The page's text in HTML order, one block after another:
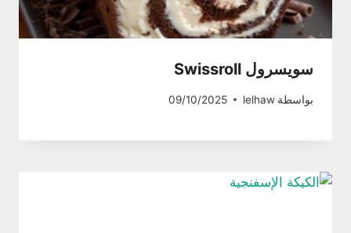
سويسرول Swissroll
بواسطة lelhaw
09/10/2025